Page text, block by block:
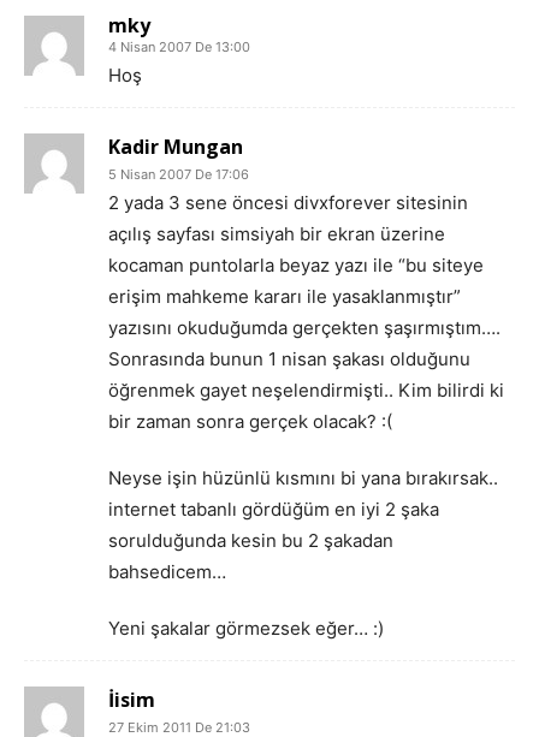
mky
4 Nisan 2007 De 13:00
Hoş
Kadir Mungan
5 Nisan 2007 De 17:06
2 yada 3 sene öncesi divxforever sitesinin
açılış sayfası simsiyah bir ekran üzerine
kocaman puntolarla beyaz yazı ile “bu siteye
erişim mahkeme kararı ile yasaklanmıştır”
yazısını okuduğumda gerçekten şaşırmıştım….
Sonrasında bunun 1 nisan şakası olduğunu
öğrenmek gayet neşelendirmişti.. Kim bilirdi ki
bir zaman sonra gerçek olacak? :(
Neyse işin hüzünlü kısmını bi yana bırakırsak..
internet tabanlı gördüğüm en iyi 2 şaka
sorulduğunda kesin bu 2 şakadan
bahsedicem…
Yeni şakalar görmezsek eğer… :)
İisim
27 Ekim 2011 De 21:03